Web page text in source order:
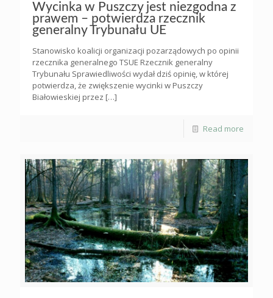
Wycinka w Puszczy jest niezgodna z
prawem – potwierdza rzecznik
generalny Trybunału UE
Stanowisko koalicji organizacji pozarządowych po opinii
rzecznika generalnego TSUE Rzecznik generalny
Trybunału Sprawiedliwości wydał dziś opinię, w której
potwierdza, że zwiększenie wycinki w Puszczy
Białowieskiej przez […]
Read more